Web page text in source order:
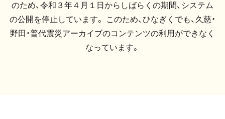
のため、令和３年４月１日からしばらくの期間、システム
の公開を停止しています。 このため、ひなぎくでも、久慈・
野田・普代震災アーカイブのコンテンツの利用ができなく
なっています。